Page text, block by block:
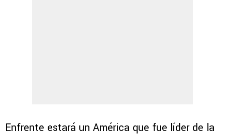
Enfrente estará un América que fue líder de la